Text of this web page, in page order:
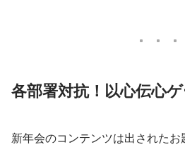
各部署対抗！以心伝心ゲ
新年会のコンテンツは出された